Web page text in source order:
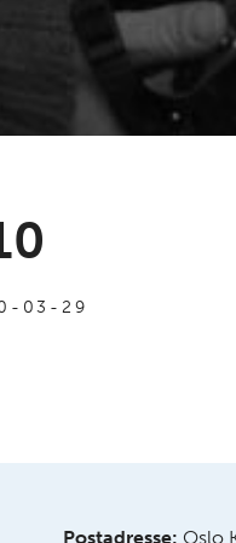
03-29
Postadresse: Oslo